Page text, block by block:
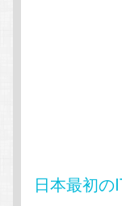
日本最初